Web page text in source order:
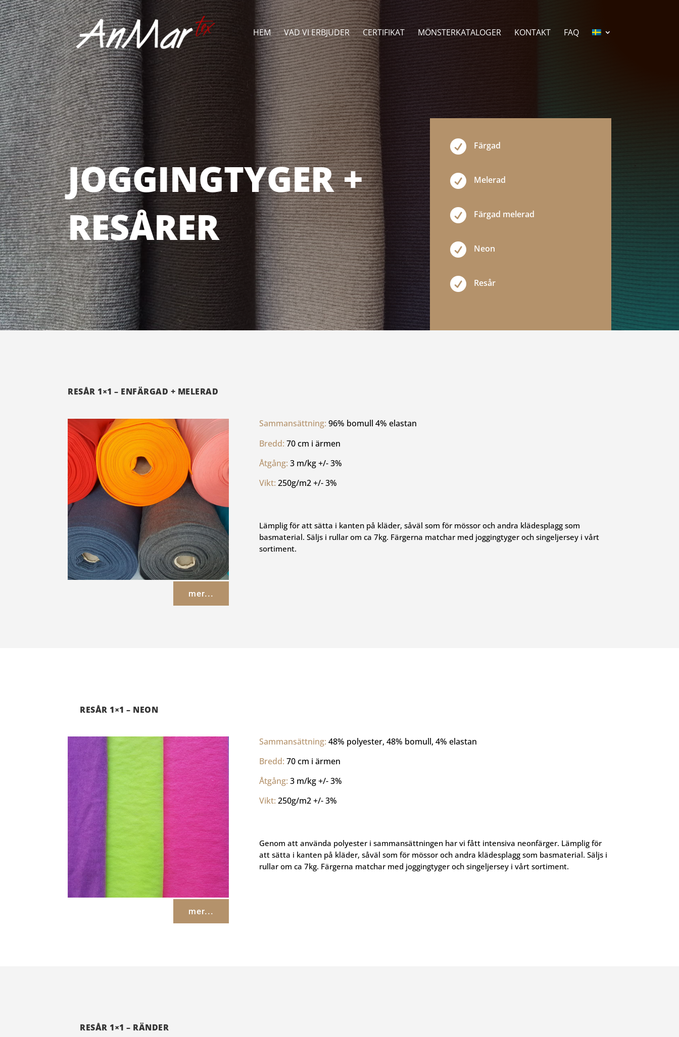
HEM VAD VI ERBJUDER CERTIFIKAT MÖNSTERKATALOGER KONTAKT FAQ
JOGGINGTYGER +
RESÅRER
 Färgad
 Melerad
 Färgad melerad
 Neon
 Resår
RESÅR 1×1 – ENFÄRGAD + MELERAD
mer...
Sammansättning: 96% bomull 4% elastan
Bredd: 70 cm i ärmen
Åtgång: 3 m/kg +/- 3%
Vikt: 250g/m2 +/- 3%
Lämplig för att sätta i kanten på kläder, såväl som för mössor och andra klädesplagg som
basmaterial. Säljs i rullar om ca 7kg. Färgerna matchar med joggingtyger och singeljersey i vårt
sortiment.
RESÅR 1×1 – NEON
mer...
Sammansättning: 48% polyester, 48% bomull, 4% elastan
Bredd: 70 cm i ärmen
Åtgång: 3 m/kg +/- 3%
Vikt: 250g/m2 +/- 3%
Genom att använda polyester i sammansättningen har vi fått intensiva neonfärger. Lämplig för
att sätta i kanten på kläder, såväl som för mössor och andra klädesplagg som basmaterial. Säljs i
rullar om ca 7kg. Färgerna matchar med joggingtyger och singeljersey i vårt sortiment.
RESÅR 1×1 – RÄNDER